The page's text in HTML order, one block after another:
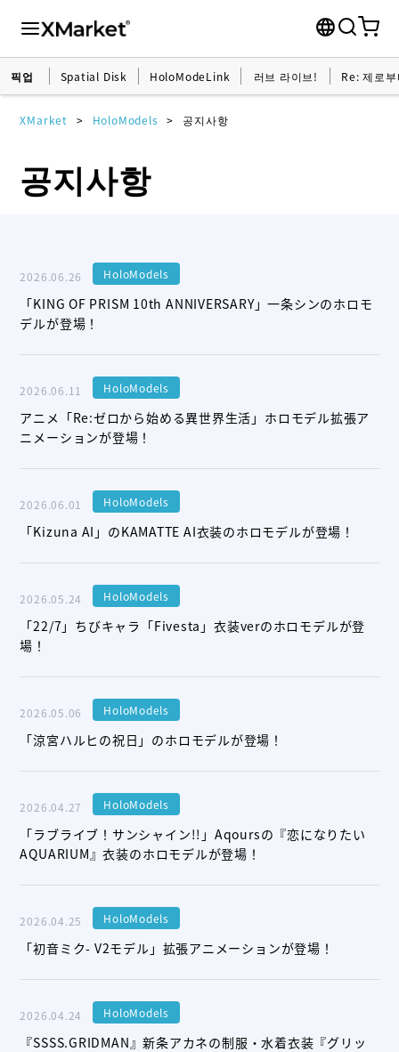
픽업 Spatial Disk HoloModeLink 러브 라이브! Re: 제로
XMarket HoloModels 공지사항
공지사항
2026.06.26 HoloModels
「KING OF PRISM 10th ANNIVERSARY」一条シンのホロモ
デルが登場！
2026.06.11 HoloModels
アニメ「Re:ゼロから始める異世界生活」ホロモデル拡張ア
ニメーションが登場！
2026.06.01 HoloModels
「Kizuna AI」のKAMATTE AI衣装のホロモデルが登場！
2026.05.24 HoloModels
「22/7」ちびキャラ「Fivesta」衣装verのホロモデルが登
場！
2026.05.06 HoloModels
「涼宮ハルヒの祝日」のホロモデルが登場！
2026.04.27 HoloModels
「ラブライブ！サンシャイン!!」Aqoursの『恋になりたい
AQUARIUM』衣装のホロモデルが登場！
2026.04.25 HoloModels
「初音ミク- V2モデル」拡張アニメーションが登場！
2026.04.24 HoloModels
『SSSS.GRIDMAN』新条アカネの制服・水着衣装『グリッ